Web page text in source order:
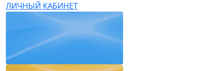
ЛИЧНЫЙ КАБИНЕТ